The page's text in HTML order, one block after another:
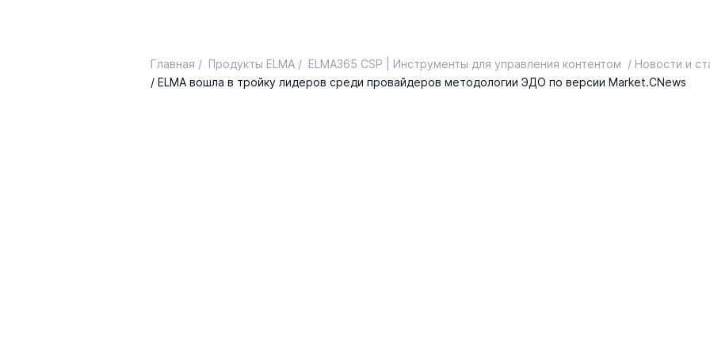
Главная / Продукты ELMA / ELMA365 CSP | Инструменты для управления контентом / Новости и
/ ELMA вошла в тройку лидеров среди провайдеров методологии ЭДО по версии Market.CNews